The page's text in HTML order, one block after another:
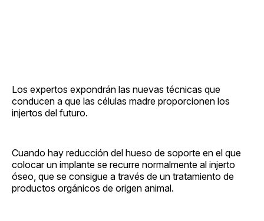
Los expertos expondrán las nuevas técnicas que
conducen a que las células madre proporcionen los
injertos del futuro.
Cuando hay reducción del hueso de soporte en el que
colocar un implante se recurre normalmente al injerto
óseo, que se consigue a través de un tratamiento de
productos orgánicos de origen animal.